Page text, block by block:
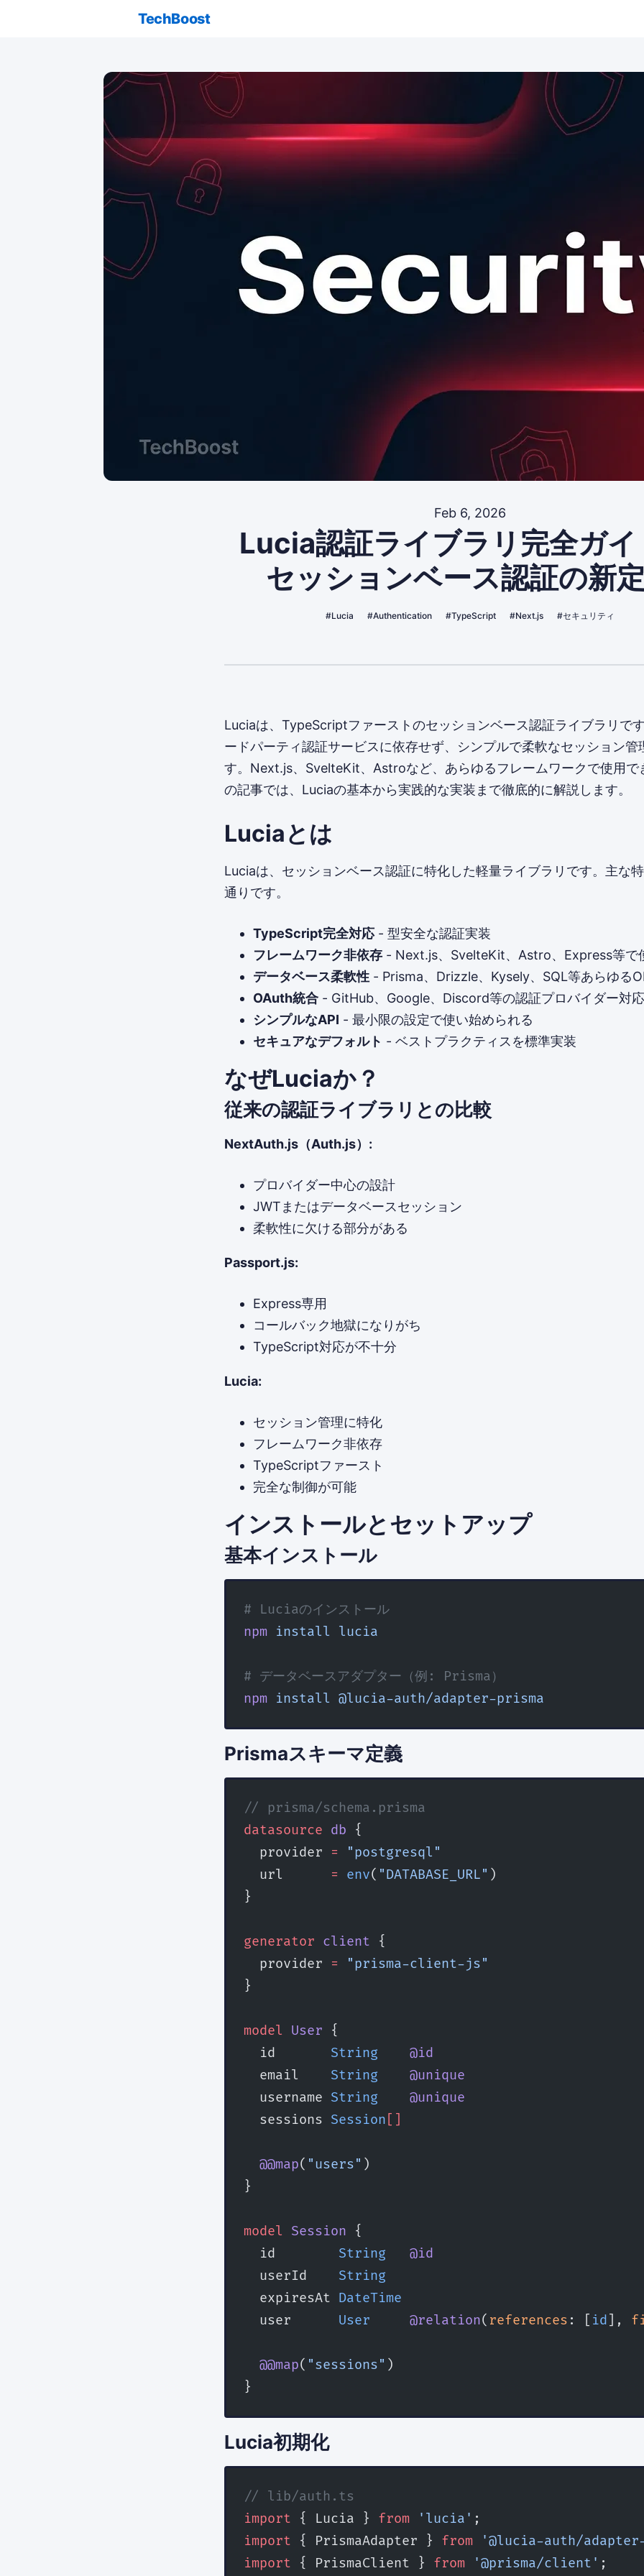
TechBoost
Feb 6, 2026
Lucia認証ライブラリ完全ガ
セッションベース認証の新
#Lucia #Authentication #TypeScript #Next.js #セキュリティ
Luciaは、TypeScriptファーストのセッションベース認証ライブラリで
ードパーティ認証サービスに依存せず、シンプルで柔軟なセッション管
す。Next.js、SvelteKit、Astroなど、あらゆるフレームワークで使用で
の記事では、Luciaの基本から実践的な実装まで徹底的に解説します。
Luciaとは
Luciaは、セッションベース認証に特化した軽量ライブラリです。主な
通りです。
TypeScript完全対応- 型安全な認証実装
フレームワーク非依存 - Next.js、SvelteKit、Astro、Express等で
データベース柔軟性 - Prisma、Drizzle、Kysely、SQL等あらゆる
OAuth統合 - GitHub、Google、Discord等の認証プロバイダー対応
シンプルなAPI - 最小限の設定で使い始められる
セキュアなデフォルト - ベストプラクティスを標準実装
なぜLuciaか？
従来の認証ライブラリとの比較
NextAuth.js（Auth.js）:
プロバイダー中心の設計
JWTまたはデータベースセッション
柔軟性に欠ける部分がある
Passport.js:
Express専用
コールバック地獄になりがち
TypeScript対応が不十分
Lucia:
セッション管理に特化
フレームワーク非依存
TypeScriptファースト
完全な制御が可能
インストールとセットアップ
基本インストール
# Luciaのインストール
npm install lucia
# データベースアダプター（例: Prisma）
npm install @lucia-auth/adapter-prisma
Prismaスキーマ定義
// prisma/schema.prisma
datasource db {
  provider
= "postgresql"
  url
= env( "DATABASE_URL" )
}
generator client {
  provider
= "prisma-client-js"
}
model User {
  id
String
    @id
  email
String
    @unique
  username
String
    @unique
  sessions
Session []
  @@map
( "users" )
}
model Session {
  id
String
   @id
  userId
String
  expiresAt
DateTime
  user
User
     @relation
( references : [ id],
  @@map
( "sessions" )
}
Lucia初期化
// lib/auth.ts
import { Lucia } from 'lucia' ;
import { PrismaAdapter } from '@lucia-auth/
import { PrismaClient } from '@prisma/client' ;